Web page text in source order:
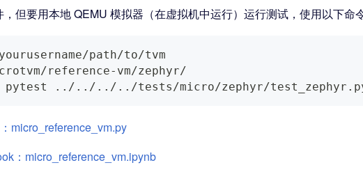
但要用本地 QEMU 模拟器（在虚拟机中运行）运行测试，使用以下命
path/to/tvm
reference-vm/zephyr/
pytest
.. / .. / .. / .. /tests/micro/zephyr/
micro_reference_vm.py
：micro_reference_vm.ipynb